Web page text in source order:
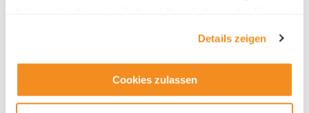
Details zeigen
Cookies zulassen